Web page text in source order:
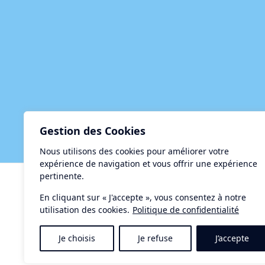
Gestion des Cookies
Nous utilisons des cookies pour améliorer votre
expérience de navigation et vous offrir une expérience
pertinente.
En cliquant sur « J'accepte », vous consentez à notre
utilisation des cookies. Politique de confidentialité
Je choisis Je refuse J’accepte
Centre d'Accueil et de Restauration le Taurus
15, rue de la Méditerranée - 34140 MEZE
Tél. : 04-67-18-34-34
Contact :letaurus@ville-meze.fr